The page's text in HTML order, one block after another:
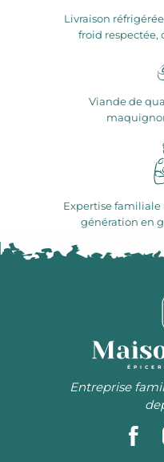
Livraison
froid respectée,
Viande de
Expertise familiale
génération en
Entreprise